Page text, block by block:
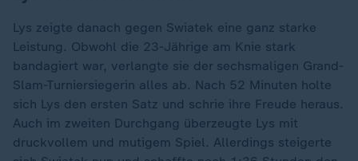
Lys zeigte danach gegen Swiatek eine ganz starke
Leistung. Obwohl die 23-Jährige am Knie stark
bandagiert war, verlangte sie der sechsmaligen Grand-
Slam-Turniersiegerin alles ab. Nach 52 Minuten holte
sich Lys den ersten Satz und schrie ihre Freude heraus.
Auch im zweiten Durchgang überzeugte Lys mit
druckvollem und mutigem Spiel. Allerdings steigerte